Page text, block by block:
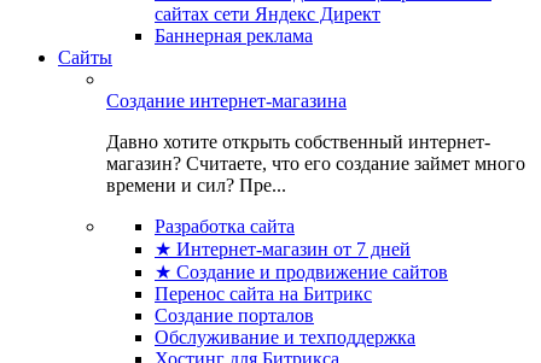
сайтах сети Яндекс Директ
Баннерная реклама
Сайты
Создание интернет-магазина
Давно хотите открыть собственный интернет-
магазин? Считаете, что его создание займет много
времени и сил? Пре...
Разработка сайта
★ Интернет-магазин от 7 дней
★ Создание и продвижение сайтов
Перенос сайта на Битрикс
Создание порталов
Обслуживание и техподдержка
Хостинг для Битрикса